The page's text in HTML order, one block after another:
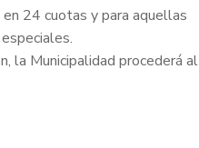
24 cuotas y para aquellas
la Municipalidad procederá al